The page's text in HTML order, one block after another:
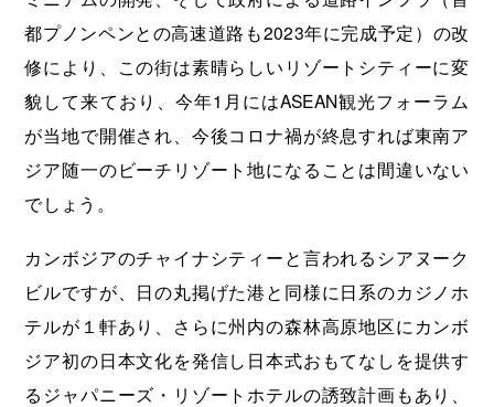
都プノンペンとの高速道路も2023年に完成予定）の改
修により、この街は素晴らしいリゾートシティーに変
貌して来ており、今年1月にはASEAN観光フォーラム
が当地で開催され、今後コロナ禍が終息すれば東南ア
ジア随一のビーチリゾート地になることは間違いない
でしょう。
カンボジアのチャイナシティーと言われるシアヌーク
ビルですが、日の丸掲げた港と同様に日系のカジノホ
テルが１軒あり、さらに州内の森林高原地区にカンボ
ジア初の日本文化を発信し日本式おもてなしを提供す
るジャパニーズ・リゾートホテルの誘致計画もあり、